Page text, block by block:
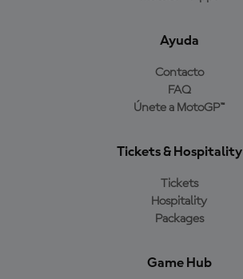
Ayuda
Contacto
FAQ
Únete a MotoGP™
Tickets & Hospitality
Tickets
Hospitality
Packages
Game Hub